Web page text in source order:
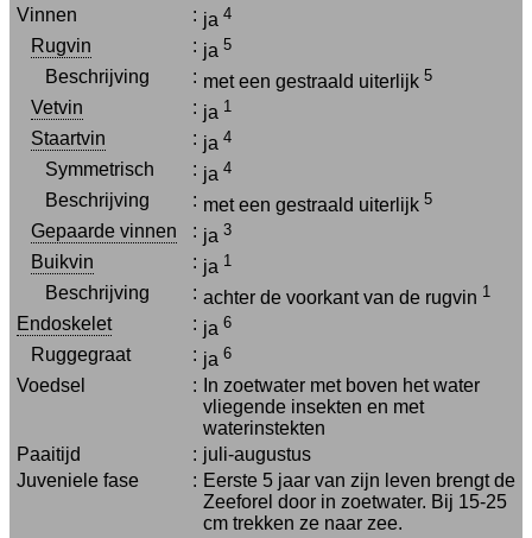
Vinnen
: ja 4
Rugvin : ja 5
Beschrijving : met een gestraald uiterlijk 5
Vetvin : ja 1
Staartvin : ja 4
Symmetrisch : ja 4
Beschrijving : met een gestraald uiterlijk 5
Gepaarde vinnen : ja 3
Buikvin : ja 1
Beschrijving : achter de voorkant van de rugvin 1
Endoskelet : ja 6
Ruggegraat : ja 6
Voedsel :
In zoetwater met boven het water
vliegende insekten en met
waterinstekten
Paaitijd
: juli-augustus
Juveniele fase
: Eerste 5 jaar van zijn leven brengt de
Zeeforel door in zoetwater. Bij 15-25
cm trekken ze naar zee.